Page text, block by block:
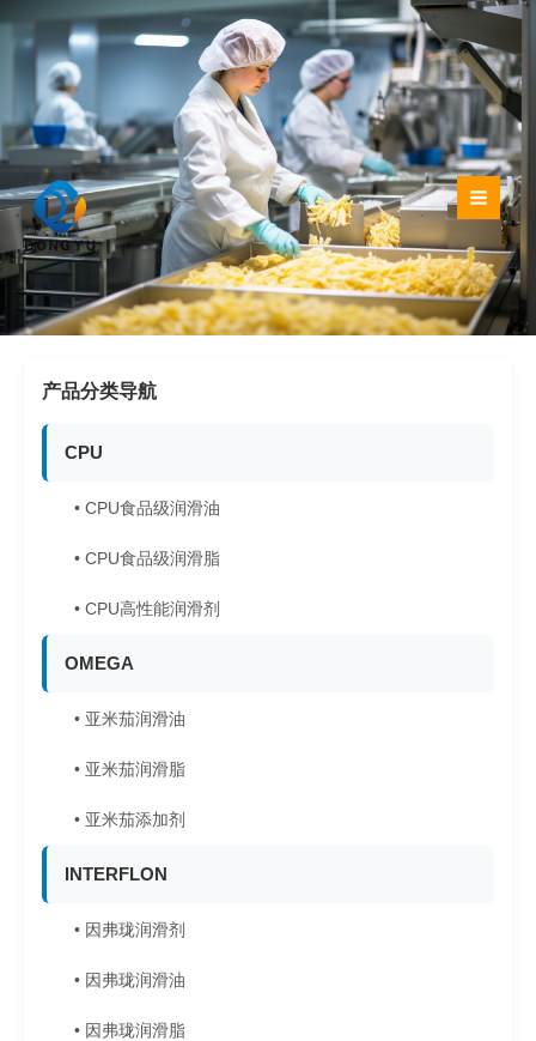
产品分类导航
CPU
• CPU食品级润滑油
• CPU食品级润滑脂
• CPU高性能润滑剂
OMEGA
• 亚米茄润滑油
• 亚米茄润滑脂
• 亚米茄添加剂
INTERFLON
• 因弗珑润滑剂
• 因弗珑润滑油
• 因弗珑润滑脂